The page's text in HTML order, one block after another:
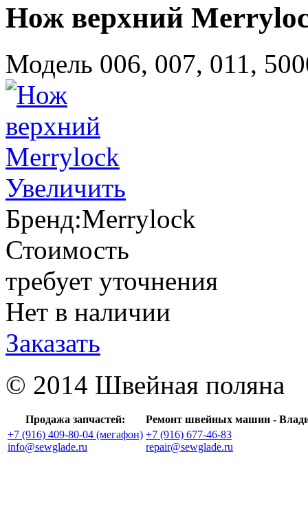
Нож верхний
Модель 006, 007, 011,
Увеличить
Бренд:Merrylock
Стоимость
требует уточнения
Нет в наличии
Заказать
© 2014 Швейная поляна
Продажа запчастей:
Ремонт швейных машин -
+7 (916) 409-80-04 (мегафон)
info@sewglade.ru
+7 (916) 677-46-83
repair@sewglade.ru